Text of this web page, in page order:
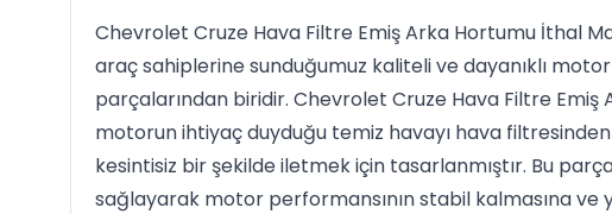
Chevrolet Cruze Hava Filtre Emiş Arka Hortumu İthal
araç sahiplerine sunduğumuz kaliteli ve dayanıklı
parçalarından biridir. Chevrolet Cruze Hava Filtre Emiş
motorun ihtiyaç duyduğu temiz havayı hava
kesintisiz bir şekilde iletmek için tasarlanmıştır. Bu
sağlayarak motor performansının stabil kalmasına ve